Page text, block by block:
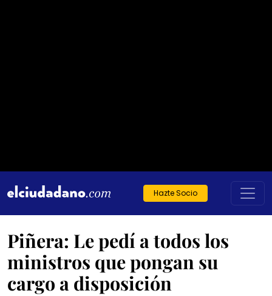
Hazte Socio
Piñera: Le pedí a todos los
ministros que pongan su
cargo a disposición